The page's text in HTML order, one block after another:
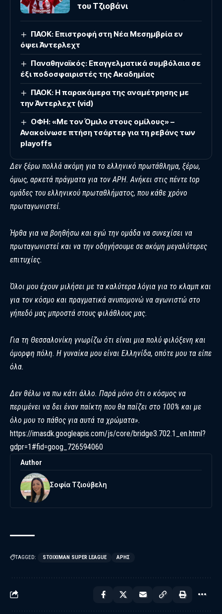
του Τζιοβάνι
ΠΑΟΚ: Επιστροφή στη Νέα Μεσημβρία εν
όψει Άντερλεχτ
Παναθηναϊκός: Επαγγελματικά συμβόλαια σε
έξι ποδοσφαιριστές της Ακαδημίας
ΠΑΟΚ: Η παρακάμερα της αναμέτρησης με
την Άντερλεχτ (vid)
ΟΦΗ: «Με τον Όμιλο στους ομίλους» –
Ανακοίνωσε πτήση τσάρτερ για τη ρεβάνς των
playoffs
Δεν ξέρω πολλά ακόμη για το ελληνικό πρωτάθλημα, ξέρω,
όμως, αρκετά πράγματα για τον ΑΡΗ. Ανήκει στις πέντε top
ομάδες του ελληνικού πρωταθλήματος, που κάθε χρόνο
πρωταγωνιστεί.
Ήρθα για να βοηθήσω και εγώ την ομάδα να συνεχίσει να
πρωταγωνιστεί και να την οδηγήσουμε σε ακόμη μεγαλύτερες
επιτυχίες.
Όλοι μου έχουν μιλήσει με τα καλύτερα λόγια για το κλαμπ και
για τον κόσμο και πραγματικά ανυπομονώ να αγωνιστώ στο
γήπεδό μας μπροστά στους φιλάθλους μας.
Για τη Θεσσαλονίκη γνωρίζω ότι είναι μια πολύ φιλόξενη και
όμορφη πόλη. Η γυναίκα μου είναι Ελληνίδα, οπότε μου τα είπε
όλα.
Δεν θέλω να πω κάτι άλλο. Παρά μόνο ότι ο κόσμος να
περιμένει να δει έναν παίκτη που θα παίζει στο 100% και με
όλο μου το πάθος για αυτά τα χρώματα».
https://imasdk.googleapis.com/js/core/bridge3.702.1_en.html?
gdpr=1#fid=goog_726594060
Author
Σοφία Τζιούβελη
TAGGED: STOIXIMAN SUPER LEAGUE ΑΡΗΣ